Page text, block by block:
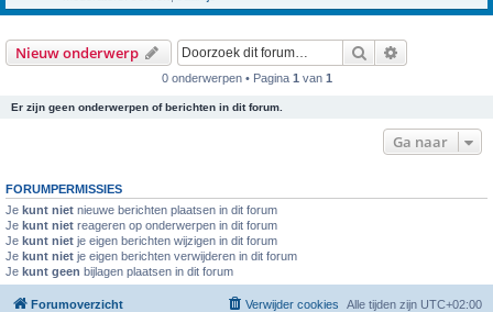
Nieuw onderwerp Zoek
0 onderwerpen • Pagina 1 van 1
Er zijn geen onderwerpen of berichten in dit forum.
Ga naar
FORUMPERMISSIES
Je kunt niet nieuwe berichten plaatsen in dit forum
Je kunt niet reageren op onderwerpen in dit forum
Je kunt niet je eigen berichten wijzigen in dit forum
Je kunt niet je eigen berichten verwijderen in dit forum
Je kunt geen bijlagen plaatsen in dit forum
Forumoverzicht Alle tijden zijn UTC+02:00
Verwijder cookies